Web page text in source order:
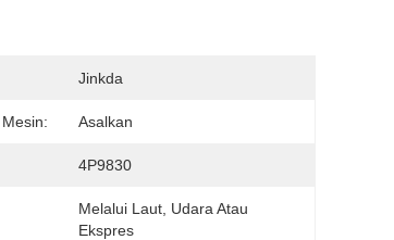
Jinkda
Asalkan
4P9830
Melalui Laut, Udara Atau
Ekspres